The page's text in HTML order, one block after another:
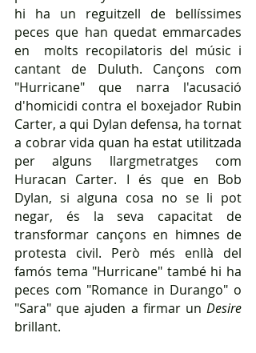
hi ha un reguitzell de bellíssimes
peces que han quedat emmarcades
en  molts recopilatoris del músic i
cantant de Duluth. Cançons com
"Hurricane" que narra l'acusació
d'homicidi contra el boxejador Rubin
Carter, a qui Dylan defensa, ha tornat
a cobrar vida quan ha estat utilitzada
per alguns llargmetratges com
Huracan Carter. I és que en Bob
Dylan, si alguna cosa no se li pot
negar, és la seva capacitat de
transformar cançons en himnes de
protesta civil. Però més enllà del
famós tema "Hurricane" també hi ha
peces com "Romance in Durango" o
"Sara" que ajuden a firmar un Desire
brillant.